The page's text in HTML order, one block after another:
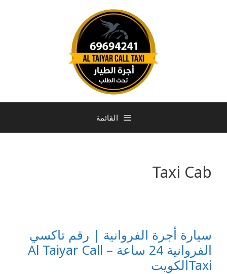
القائمة
Taxi Cab
سيارة أجرة الفروانية | رقم تاكسي
الفروانية 24 ساعة – Al Taiyar Call
Taxiالكويت